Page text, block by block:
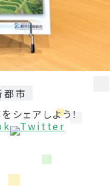
都市
シェアしよう！